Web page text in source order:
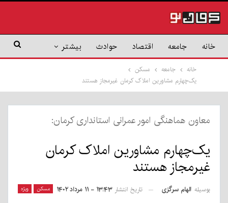
خانه جامعه اقتصاد حوادث بیشتر
خانه جامعه
مسکن
یک‌چهارم مشاورین املاک کرمان غیرمجاز هستند
معاون هماهنگی امور عمرانی استانداری کرمان:
یک‌چهارم مشاورین املاک کرمان
غیرمجاز هستند
مسکن ویژه بوسیله الهام سرگزی تاریخ انتشار ۱۳:۴۳ - ۱۱ مرداد ۱۴۰۲